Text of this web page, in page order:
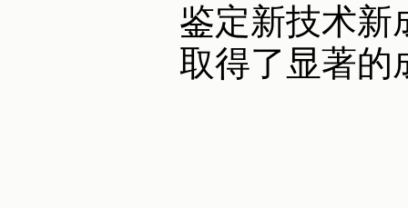
鉴定新技术新
取得了显著的